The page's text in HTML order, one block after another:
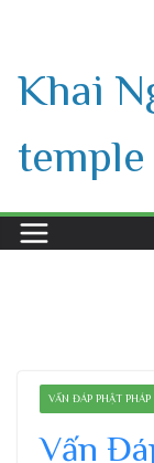
content
Khai
temple
VẤN ĐÁP PHẬT PHÁP
Vấn